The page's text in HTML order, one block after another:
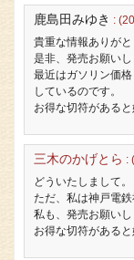
鹿島田みゆき :
貴重な情報ありがと
是非、発売お願いし
最近はガソリン価
しているのです。
お得な切符があると
三木のかげとら :
どういたしまして。
ただ、私は神戸電鉄
私も、発売お願いし
お得な切符がある